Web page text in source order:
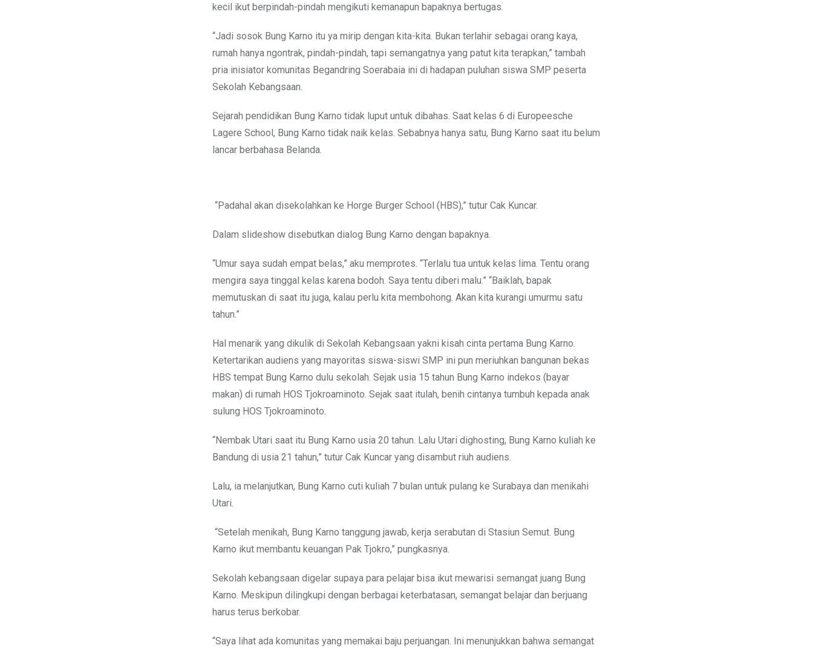
kecil ikut berpindah-pindah mengikuti kemanapun bapaknya bertugas.
“Jadi sosok Bung Karno itu ya mirip dengan kita-kita. Bukan terlahir sebagai orang kaya,
rumah hanya ngontrak, pindah-pindah, tapi semangatnya yang patut kita terapkan,” tambah
pria inisiator komunitas Begandring Soerabaia ini di hadapan puluhan siswa SMP peserta
Sekolah Kebangsaan.
Sejarah pendidikan Bung Karno tidak luput untuk dibahas. Saat kelas 6 di Europeesche
Lagere School, Bung Karno tidak naik kelas. Sebabnya hanya satu, Bung Karno saat itu belum
lancar berbahasa Belanda.
“Padahal akan disekolahkan ke Horge Burger School (HBS),” tutur Cak Kuncar.
Dalam slideshow disebutkan dialog Bung Karno dengan bapaknya.
“Umur saya sudah empat belas,” aku memprotes. “Terlalu tua untuk kelas lima. Tentu orang
mengira saya tinggal kelas karena bodoh. Saya tentu diberi malu.” “Baiklah, bapak
memutuskan di saat itu juga, kalau perlu kita membohong. Akan kita kurangi umurmu satu
tahun.”
Hal menarik yang dikulik di Sekolah Kebangsaan yakni kisah cinta pertama Bung Karno.
Ketertarikan audiens yang mayoritas siswa-siswi SMP ini pun meriuhkan bangunan bekas
HBS tempat Bung Karno dulu sekolah. Sejak usia 15 tahun Bung Karno indekos (bayar
makan) di rumah HOS Tjokroaminoto. Sejak saat itulah, benih cintanya tumbuh kepada anak
sulung HOS Tjokroaminoto.
“Nembak Utari saat itu Bung Karno usia 20 tahun. Lalu Utari dighosting, Bung Karno kuliah ke
Bandung di usia 21 tahun,” tutur Cak Kuncar yang disambut riuh audiens.
Lalu, ia melanjutkan, Bung Karno cuti kuliah 7 bulan untuk pulang ke Surabaya dan menikahi
Utari.
“Setelah menikah, Bung Karno tanggung jawab, kerja serabutan di Stasiun Semut. Bung
Karno ikut membantu keuangan Pak Tjokro,” pungkasnya.
Sekolah kebangsaan digelar supaya para pelajar bisa ikut mewarisi semangat juang Bung
Karno. Meskipun dilingkupi dengan berbagai keterbatasan, semangat belajar dan berjuang
harus terus berkobar.
“Saya lihat ada komunitas yang memakai baju perjuangan. Ini menunjukkan bahwa semangat